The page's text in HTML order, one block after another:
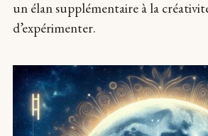
un élan supplémentaire à la
d’expérimenter.